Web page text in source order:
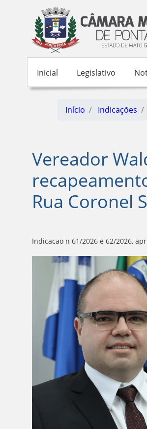
Inicial Legislativo
Início Indicações
Vereador
Rua Coronel
Indicacao n 61/2026 e 62/2026,